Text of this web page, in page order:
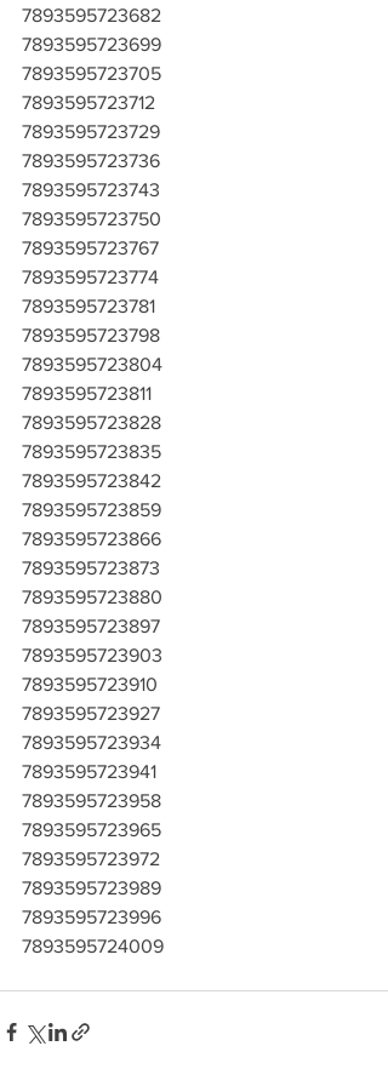
7893595723682
7893595723699
7893595723705
7893595723712
7893595723729
7893595723736
7893595723743
7893595723750
7893595723767
7893595723774
7893595723781
7893595723798
7893595723804
7893595723811
7893595723828
7893595723835
7893595723842
7893595723859
7893595723866
7893595723873
7893595723880
7893595723897
7893595723903
7893595723910
7893595723927
7893595723934
7893595723941
7893595723958
7893595723965
7893595723972
7893595723989
7893595723996
7893595724009